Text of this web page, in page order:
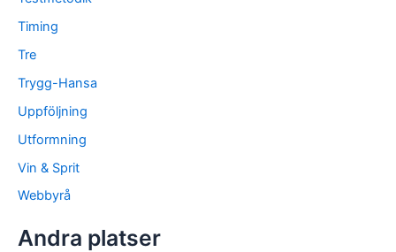
Timing
Tre
Trygg-Hansa
Uppföljning
Utformning
Vin & Sprit
Webbyrå
Andra platser